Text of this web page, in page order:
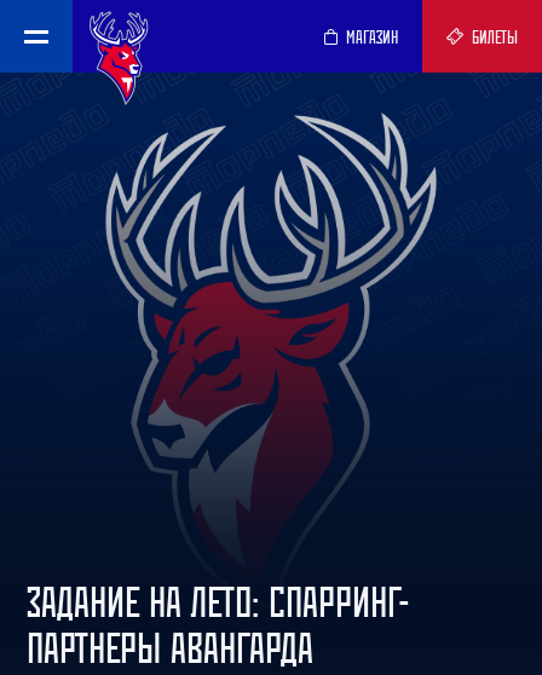
МАГАЗИН БИЛЕТЫ
ЗАДАНИЕ НА ЛЕТО: СПАРРИНГ-
ПАРТНЕРЫ АВАНГАРДА